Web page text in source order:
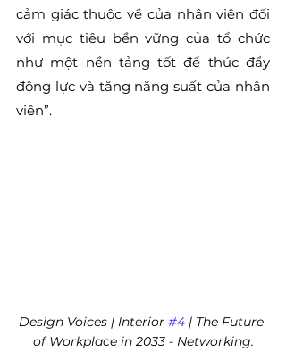
cảm giác thuộc về của nhân viên đối
với mục tiêu bền vững của tổ chức
như một nền tảng tốt để thúc đẩy
động lực và tăng năng suất của nhân
viên”.
Design Voices | Interior #4 | The Future
of Workplace in 2033 - Networking.